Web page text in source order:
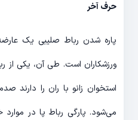
حرف آخر
پاره شدن رباط صلیبی یک
ورزشکاران است. طی آن، یکی از
استخوان زانو با ران را دارند
می‌شود. پارگی رباط پا در